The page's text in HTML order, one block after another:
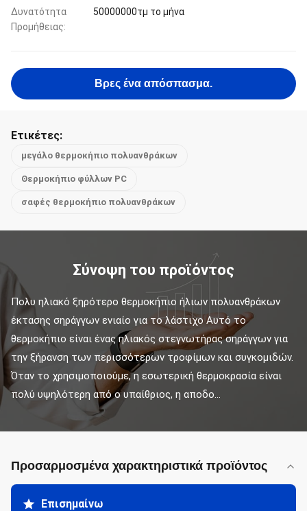
Δυνατότητα
Προμήθειας:
50000000τμ το μήνα
Βρες ένα απόσπασμα.
Ετικέτες:
μεγάλο θερμοκήπιο πολυανθράκων
Θερμοκήπιο φύλλων PC
σαφές θερμοκήπιο πολυανθράκων
Σύνοψη του προϊόντος
Πολυ ηλιακό ξηρότερο θερμοκήπιο ήλιων πολυανθράκων
έκτασης σηράγγων ενιαίο για το λάστιχο Αυτό το
θερμοκήπιο είναι ένας ηλιακός στεγνωτήρας σηράγγων για
την ξήρανση των περισσότερων τροφίμων και συγκομιδών.
Όταν το χρησιμοποιούμε, η εσωτερική θερμοκρασία είναι
πολύ υψηλότερη από ο υπαίθριος, η αποδο...
Προσαρμοσμένα χαρακτηριστικά προϊόντος
Επισημαίνω